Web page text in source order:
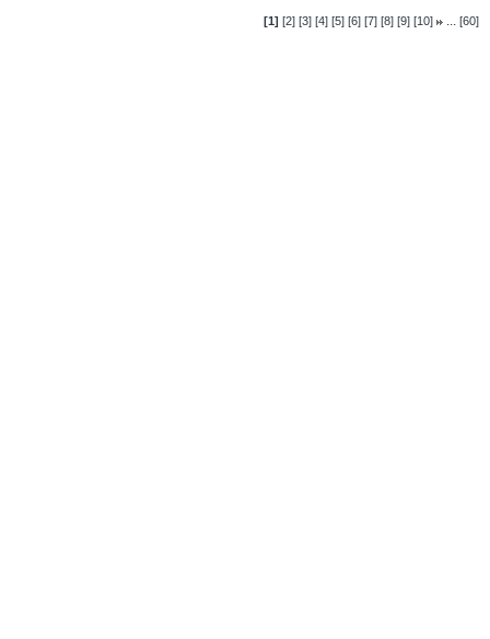
[1] [2] [3] [4] [5] [6] [7] [8] [9] [10] ... [60]